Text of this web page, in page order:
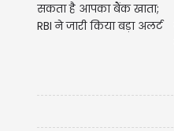
सकता है आपका बैंक खाता;
RBI ने जारी किया बड़ा अलर्ट